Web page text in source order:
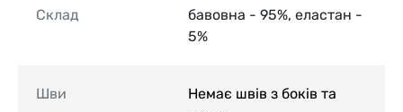
Склад
бавовна - 95%, еластан -
5%
Шви
Немає швів з боків та